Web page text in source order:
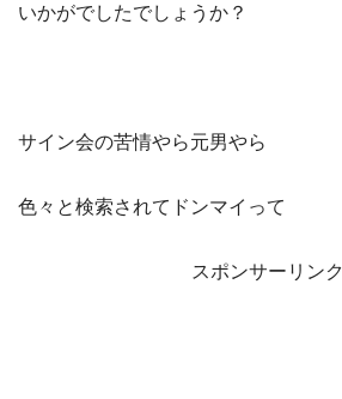
いかがでしたでしょうか？
サイン会の苦情やら元男やら
色々と検索されてドンマイって
スポンサーリンク